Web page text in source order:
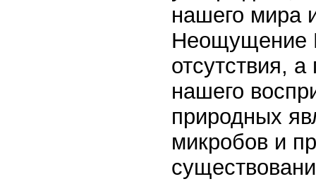
нашего мира
Неощущение
отсутствия,
нашего
природных
микробов и